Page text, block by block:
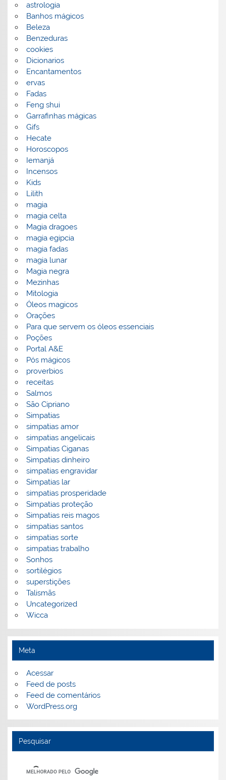
astrologia
Banhos mágicos
Beleza
Benzeduras
cookies
Dicionarios
Encantamentos
ervas
Fadas
Feng shui
Garrafinhas mágicas
Gifs
Hecate
Horoscopos
Iemanjá
Incensos
Kids
Lilith
magia
magia celta
Magia dragoes
magia egipcia
magia fadas
magia lunar
Magia negra
Mezinhas
Mitologia
Óleos magicos
Orações
Para que servem os óleos essenciais
Poções
Portal A&E
Pós mágicos
proverbios
receitas
Salmos
São Cipriano
Simpatias
simpatias amor
simpatias angelicais
Simpatias Ciganas
Simpatias dinheiro
simpatias engravidar
Simpatias lar
simpatias prosperidade
Simpatias proteção
Simpatias reis magos
simpatias santos
simpatias sorte
simpatias trabalho
Sonhos
sortilégios
superstições
Talismãs
Uncategorized
Wicca
Meta
Acessar
Feed de posts
Feed de comentários
WordPress.org
Pesquisar